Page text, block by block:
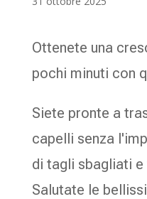
Ottenete una
pochi minuti con
Siete pronte a
capelli senza
di tagli sbagliati
Salutate le